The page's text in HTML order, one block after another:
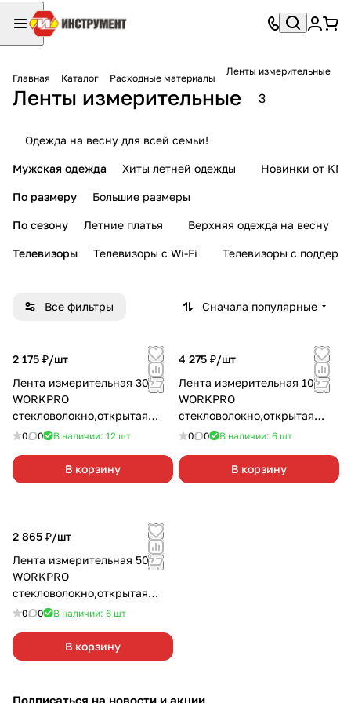
Главная Каталог Расходные материалы
Ленты измерительные
Ленты измерительные 3
Одежда на весну для всей семьи!
Мужская одежда Хиты летней одежды Новинки от KMI
По размеру Большие размеры
По сезону Летние платья Верхняя одежда на весну
Телевизоры Телевизоры с Wi-Fi Телевизоры с
Все фильтры Сначала популярные
2 175 ₽/шт
Лента измерительная 30м
WORKPRO
стекловолокно,открытая
катушка WP263003
0 0 В наличии: 12 шт
В корзину
4 275 ₽/шт
Лента измерительная 100м
WORKPRO
стекловолокно,открытая
катушка WP263005
0 0 В наличии: 6 шт
В корзину
2 865 ₽/шт
Лента измерительная 50м
WORKPRO
стекловолокно,открытая
катушка WP263004
0 0 В наличии: 6 шт
В корзину
Подписаться на новости и акции